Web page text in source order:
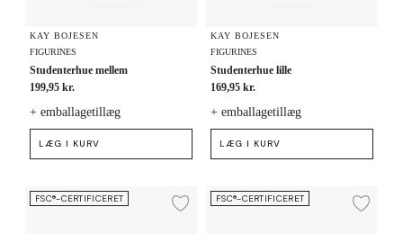
KAY BOJESEN
FIGURINES
Studenterhue mellem
199,95 kr.
+ emballagetillæg
LÆG I KURV
KAY BOJESEN
FIGURINES
Studenterhue lille
169,95 kr.
+ emballagetillæg
LÆG I KURV
Studenterhue mellem
FSC®-CERTIFICERET
Tilføj til ønskeliste
Studenterhue mini
FSC®-CERTIFICERET